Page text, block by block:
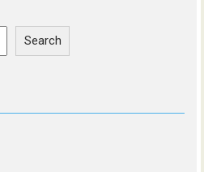
Search